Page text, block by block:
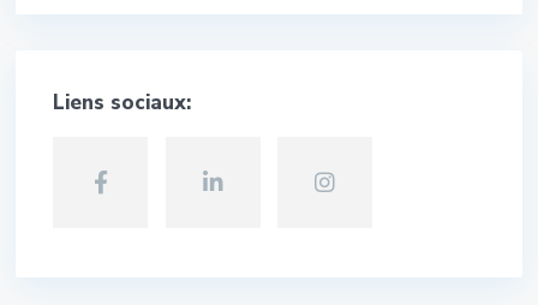
Liens sociaux: